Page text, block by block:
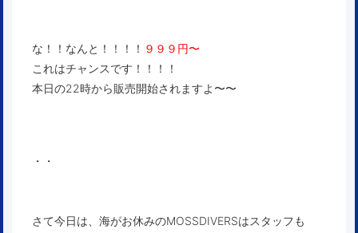
な！！なんと！！！！ ９９９円〜
これはチャンスです！！！！
本日の22時から販売開始されますよ〜〜
・・
さて今日は、海がお休みのMOSSDIVERSはスタッフも